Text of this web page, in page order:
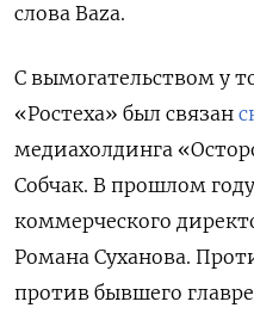
слова Baza.
С вымогательством у
«Ростеха» был связан
медиахолдинга
Собчак. В прошлом
коммерческого
Романа Суханова.
против бывшего